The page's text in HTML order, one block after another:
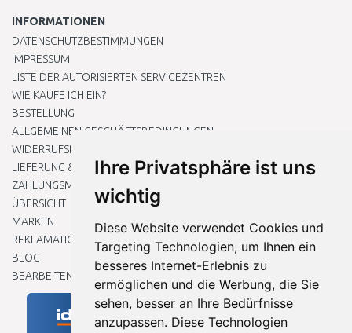
Ihre Privatsphäre ist uns
wichtig
Diese Website verwendet Cookies und
Targeting Technologien, um Ihnen ein
besseres Internet-Erlebnis zu
ermöglichen und die Werbung, die Sie
sehen, besser an Ihre Bedürfnisse
anzupassen. Diese Technologien
INFORMATIONEN
DATENSCHUTZBESTIMMUNGEN
IMPRESSUM
LISTE DER AUTORISIERTEN SERVICEZENTREN
WIE KAUFE ICH EIN?
BESTELLUNG
ALLGEMEINEN GESCHÄFTSBEDINGUNGEN
WIDERRUFSRECHT
LIEFERUNG & ZAHLUNG
ZAHLUNGSMETHODEN
ÜBERSICHT
MARKEN
REKLAMATIONEN UND RETOUREN
BLOG
BEARBEITEN SIE MEINE COOKIE-EINSTELLUNGEN